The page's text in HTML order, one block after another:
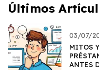
Últimos
03/07/
MITOS
ANTES